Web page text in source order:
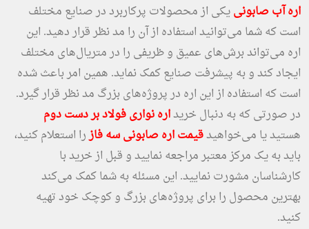
اره آب صابونییکی از محصولات پرکاربرد در صنایع مختلف
است که شما می‌توانید استفاده از آن را مد نظر قرار دهید. این
اره می‌تواند برش‌های عمیق و ظریفی را در متریال‌های مختلف
ایجاد کند و به پیشرفت صنایع کمک نماید. همین امر باعث شده
است که استفاده از این اره در پروژه‌های بزرگ مد نظر قرار گیرد.
در صورتی که به دنبال خریداره نواری فولاد بر دست دوم
هستید یا می‌خواهیدقیمت اره صابونی سه فازرا استعلام کنید،
باید به یک مرکز معتبر مراجعه نمایید و قبل از خرید با
کارشناسان مشورت نمایید. این مسئله به شما کمک می‌کند
بهترین محصول را برای پروژه‌های بزرگ و کوچک خود تهیه
کنید.